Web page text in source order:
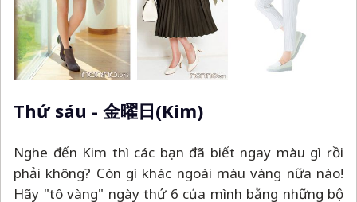
Thứ sáu - 金曜日(Kim)
Nghe đến Kim thì các bạn đã biết ngay màu gì rồi
phải không? Còn gì khác ngoài màu vàng nữa nào!
Hãy "tô vàng" ngày thứ 6 của mình bằng những bộ